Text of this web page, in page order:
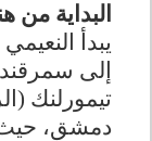
البداية من
يبدأ
إلى
تيمورلنك
دمشق، حيث